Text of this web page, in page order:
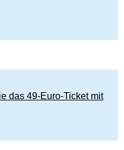
das 49-Euro-Ticket mit